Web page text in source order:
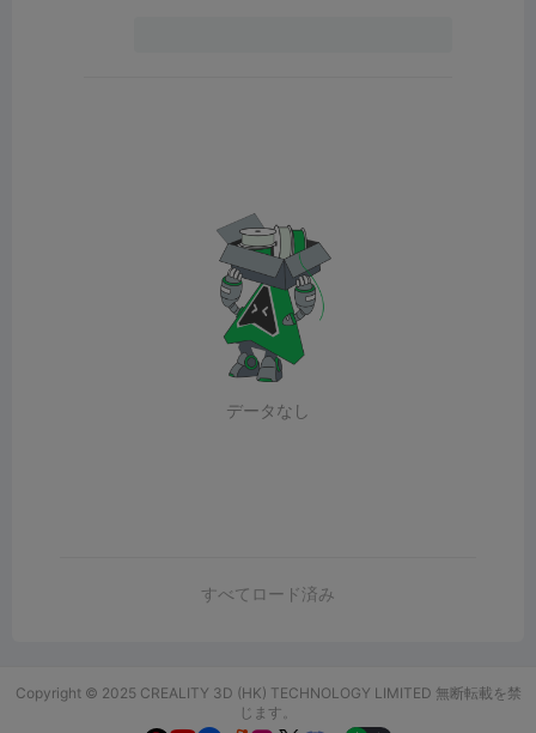
データなし
すべてロード済み
Copyright © 2025 CREALITY 3D (HK) TECHNOLOGY LIMITED 無断転載を禁
じます。